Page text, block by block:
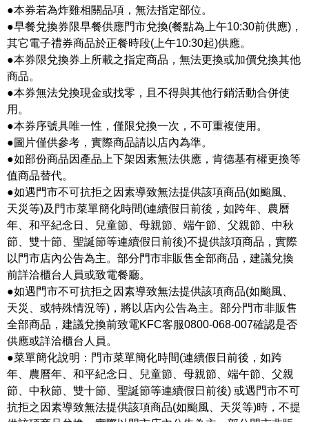
●本券若為炸雞相關品項，無法指定部位。
●早餐兌換券限早餐供應門市兌換(餐點為上午10:30前供應)，
其它電子禮券商品於正餐時段(上午10:30起)供應。
●本券限兌換券上所載之指定商品，無法更換或加價兌換其他
商品。
●本券無法兌換現金或找零，且不得與其他行銷活動合併使
用。
●本券序號具唯一性，僅限兌換一次，不可重複使用。
●圖片僅供參考，實際商品請以店內為準。
●如部份商品因產品上下架因素無法供應，肯德基有權更換等
值商品替代。
●如遇門市不可抗拒之因素導致無法提供該項商品(如颱風、
天災等)及門市菜單簡化時間(連續假日前後，如跨年、農曆
年、和平紀念日、兒童節、母親節、端午節、父親節、中秋
節、雙十節、聖誕節等連續假日前後)不提供該項商品，實際
以門市店內公告為主。部分門市非販售全部商品，建議兌換
前詳洽櫃台人員或致電餐廳。
●如遇門市不可抗拒之因素導致無法提供該項商品(如颱風、
天災、或特殊情況等)，將以店內公告為主。部分門市非販售
全部商品，建議兌換前致電KFC客服0800-068-007確認是否
供應或詳洽櫃台人員。
●菜單簡化說明：門市菜單簡化時間(連續假日前後，如跨
年、農曆年、和平紀念日、兒童節、母親節、端午節、父親
節、中秋節、雙十節、聖誕節等連續假日前後) 或遇門市不可
抗拒之因素導致無法提供該項商品(如颱風、天災等)時，不提